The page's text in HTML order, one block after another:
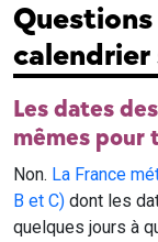
calendrier
Les dates
mêmes pour
Non. La France
B et C) dont les
quelques jours à